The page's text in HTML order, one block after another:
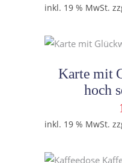
inkl. 19 % MwSt.
Karte mit
hoch
inkl. 19 % MwSt.